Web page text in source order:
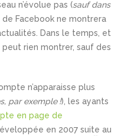
n’évolue pas (sauf dans
de Facebook ne montrera
Dans le temps, et
peut rien montrer, sauf des
n’apparaisse plus
par exemple !), les ayants
en page de
en 2007 suite au